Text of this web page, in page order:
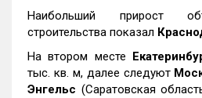
Наибольший прирост
строительства показал
На втором месте
тыс. кв. м, далее следуют
Энгельс (Саратовская